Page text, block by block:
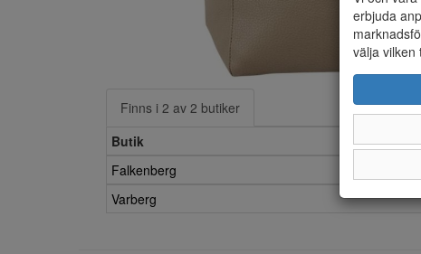
Finns i 2 av 2 butiker
Butik
Falkenberg
Varberg
erbjuda
välja vilken